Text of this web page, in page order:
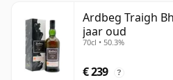
Ardbeg Traigh
jaar oud
70cl • 50.3%
€ 239 ?